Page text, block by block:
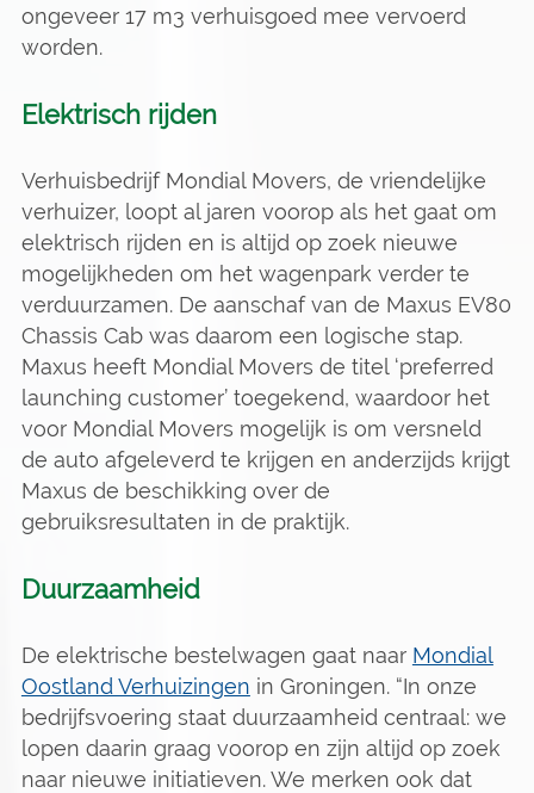
ongeveer 17 m3 verhuisgoed mee vervoerd
worden.
Elektrisch rijden
Verhuisbedrijf Mondial Movers, de vriendelijke
verhuizer, loopt al jaren voorop als het gaat om
elektrisch rijden en is altijd op zoek nieuwe
mogelijkheden om het wagenpark verder te
verduurzamen. De aanschaf van de Maxus EV80
Chassis Cab was daarom een logische stap.
Maxus heeft Mondial Movers de titel ‘preferred
launching customer’ toegekend, waardoor het
voor Mondial Movers mogelijk is om versneld
de auto afgeleverd te krijgen en anderzijds krijgt
Maxus de beschikking over de
gebruiksresultaten in de praktijk.
Duurzaamheid
De elektrische bestelwagen gaat naar Mondial
Oostland Verhuizingen in Groningen. “In onze
bedrijfsvoering staat duurzaamheid centraal: we
lopen daarin graag voorop en zijn altijd op zoek
naar nieuwe initiatieven. We merken ook dat